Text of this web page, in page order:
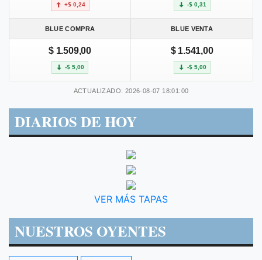
+$ 0,24 -$ 0,31
BLUE COMPRA BLUE VENTA
$ 1.509,00
-$ 5,00
$ 1.541,00
-$ 5,00
ACTUALIZADO: 2026-08-07 18:01:00
DIARIOS DE HOY
VER MÁS TAPAS
NUESTROS OYENTES